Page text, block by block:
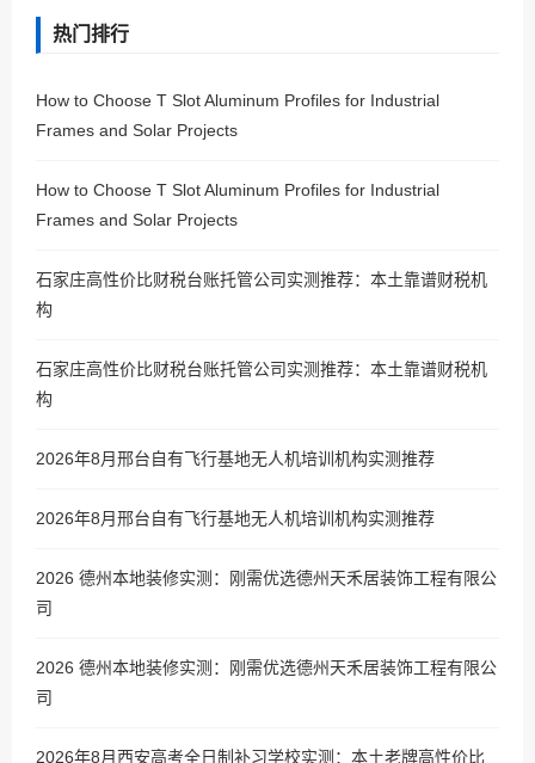
热门排行
How to Choose T Slot Aluminum Profiles for Industrial
Frames and Solar Projects
How to Choose T Slot Aluminum Profiles for Industrial
Frames and Solar Projects
石家庄高性价比财税台账托管公司实测推荐：本土靠谱财税机
构
石家庄高性价比财税台账托管公司实测推荐：本土靠谱财税机
构
2026年8月邢台自有飞行基地无人机培训机构实测推荐
2026年8月邢台自有飞行基地无人机培训机构实测推荐
2026 德州本地装修实测：刚需优选德州天禾居装饰工程有限公
司
2026 德州本地装修实测：刚需优选德州天禾居装饰工程有限公
司
2026年8月西安高考全日制补习学校实测：本土老牌高性价比